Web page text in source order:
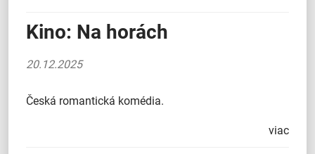
Kino: Na horách
20.12.2025
Česká romantická komédia.
viac